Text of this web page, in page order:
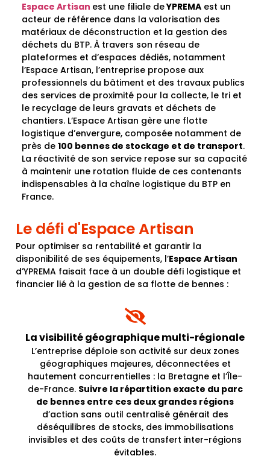
Espace Artisan est une filiale deYPREMA est un
acteur de référence dans la valorisation des
matériaux de déconstruction et la gestion des
déchets du BTP. À travers son réseau de
plateformes et d’espaces dédiés, notamment
l’Espace Artisan, l’entreprise propose aux
professionnels du bâtiment et des travaux publics
des services de proximité pour la collecte, le tri et
le recyclage de leurs gravats et déchets de
chantiers. L’Espace Artisan gère une flotte
logistique d’envergure, composée notamment de
près de 100 bennes de stockage et de transport.
La réactivité de son service repose sur sa capacité
à maintenir une rotation fluide de ces contenants
indispensables à la chaîne logistique du BTP en
France.
Le défi d'Espace Artisan
Pour optimiser sa rentabilité et garantir la
disponibilité de ses équipements, l’Espace Artisan
d’YPREMA faisait face à un double défi logistique et
financier lié à la gestion de sa flotte de bennes :
La visibilité géographique multi-régionale
L’entreprise déploie son activité sur deux zones
géographiques majeures, déconnectées et
hautement concurrentielles : la Bretagne et l’Île-
de-France. Suivre la répartition exacte du parc
de bennes entre ces deux grandes régions
d’action sans outil centralisé générait des
déséquilibres de stocks, des immobilisations
invisibles et des coûts de transfert inter-régions
évitables.